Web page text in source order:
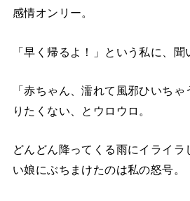
感情オンリー。
「早く帰るよ！」という私に、聞
「赤ちゃん、濡れて風邪ひいち
りたくない、とウロウロ。
どんどん降ってくる雨にイライラ
い娘にぶちまけたのは私の怒号。